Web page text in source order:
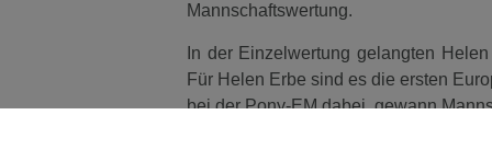
Mannschaftswertung.
In der Einzelwertung gelangten
Für Helen Erbe sind es die ersten
bei der Pony-EM dabei, gewann